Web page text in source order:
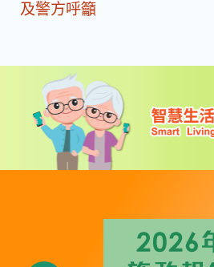
及警方呼籲